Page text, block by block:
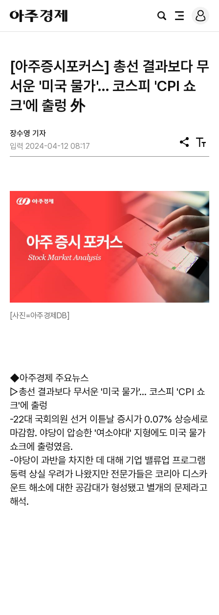
아
주
경
검
전
로
그
[아주증시포커스] 총선 결과보다 무
서운 '미국 물가'… 코스피 'CPI 쇼
크'에 출렁 外
장수영 기자
입력 2024-04-12 08:17
공
유
텍
스
[사진=아주경제DB]
◆아주경제 주요뉴스
▷총선 결과보다 무서운 '미국 물가'… 코스피 'CPI 쇼
크'에 출렁
-22대 국회의원 선거 이튿날 증시가 0.07% 상승세로
마감함. 야당이 압승한 '여소야대' 지형에도 미국 물가
쇼크에 출렁였음.
-야당이 과반을 차지한 데 대해 기업 밸류업 프로그램
동력 상실 우려가 나왔지만 전문가들은 코리아 디스카
운트 해소에 대한 공감대가 형성됐고 별개의 문제라고
해석.